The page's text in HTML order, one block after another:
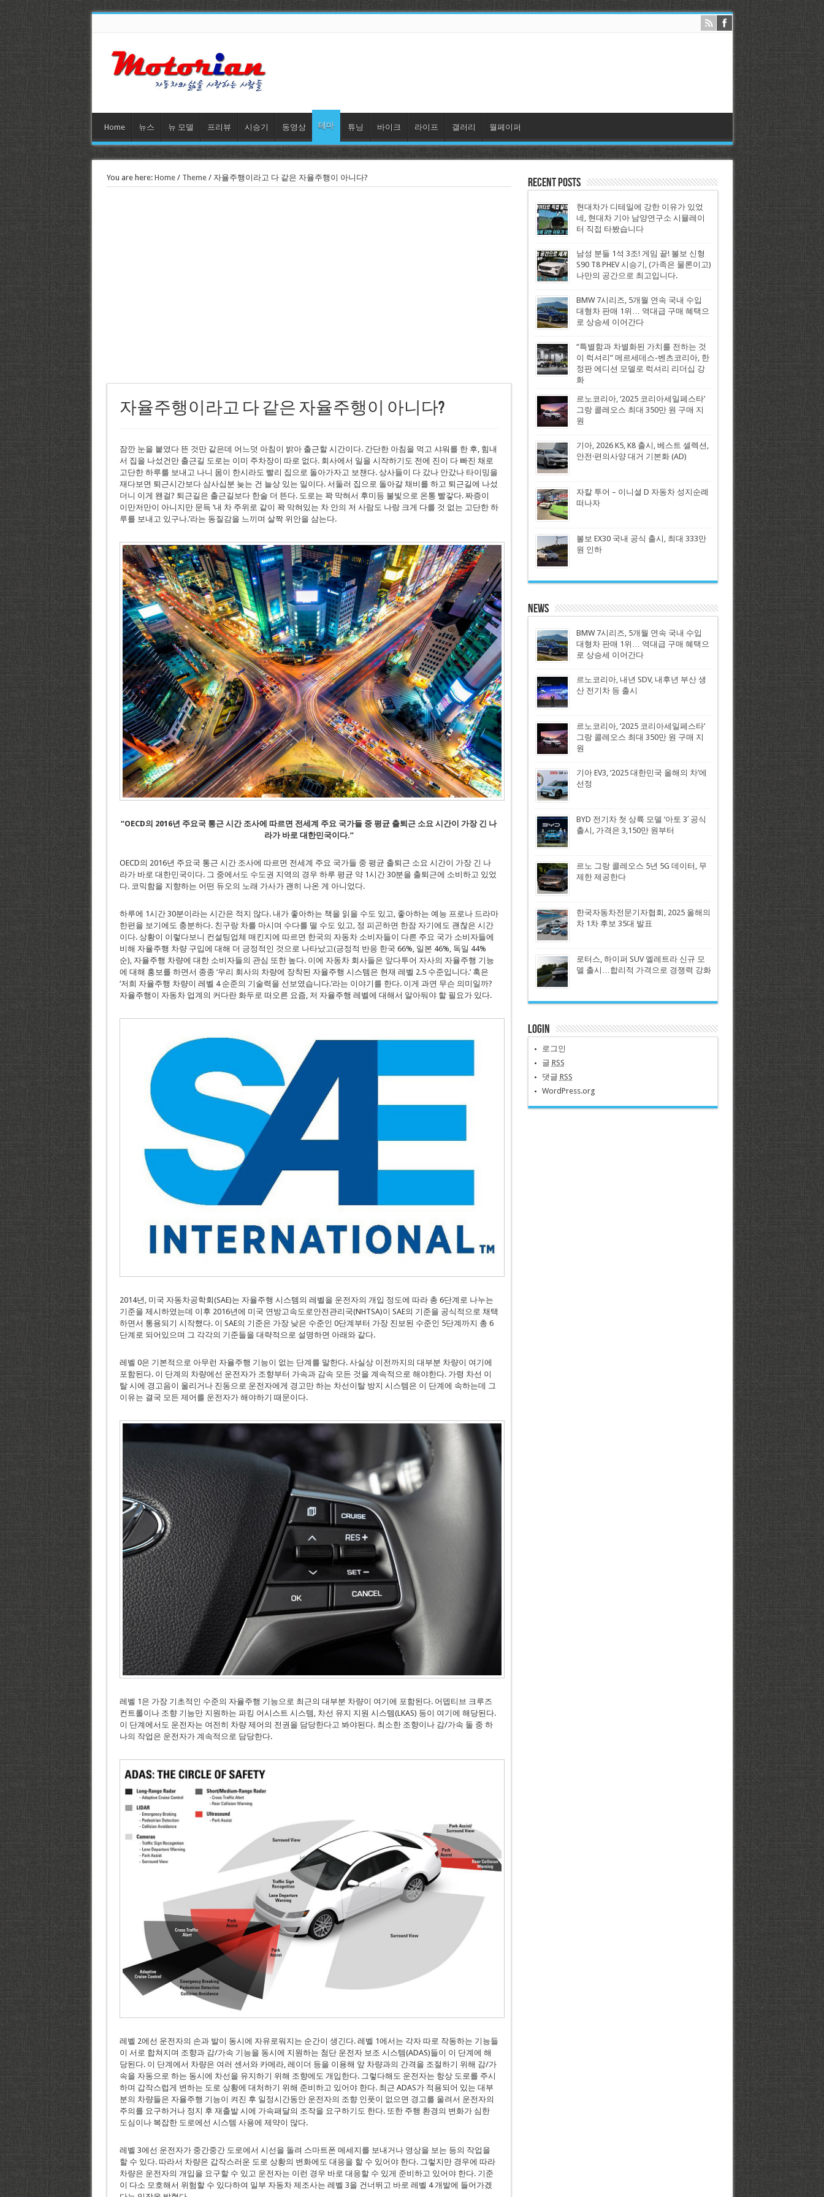
Home 뉴스 뉴 모델 프리뷰 시승기 동영상 테마 튜닝 바이크 라이프 갤러리 월페이퍼
You are here: Home/ Theme/ 자율주행이라고 다 같은 자율주행이 아니다?
자율주행이라고 다 같은 자율주행이 아니다?
잠깐 눈을 붙였다 뜬 것만 같은데 어느덧 아침이 밝아 출근할 시간이다. 간단한 아침을 먹고 샤워를 한 후, 힘내
서 집을 나섰건만 출근길 도로는 이미 주차장이 따로 없다. 회사에서 일을 시작하기도 전에 진이 다 빠진 채로
고단한 하루를 보내고 나니 몸이 한시라도 빨리 집으로 돌아가자고 보챈다. 상사들이 다 갔나 안갔나 타이밍을
재다보면 퇴근시간보다 삼사십분 늦는 건 늘상 있는 일이다. 서둘러 집으로 돌아갈 채비를 하고 퇴근길에 나섰
더니 이게 왠걸? 퇴근길은 출근길보다 한술 더 뜬다. 도로는 꽉 막혀서 후미등 불빛으로 온통 빨갛다. 짜증이
이만저만이 아니지만 문득 ‘내 차 주위로 같이 꽉 막혀있는 차 안의 저 사람도 나랑 크게 다를 것 없는 고단한 하
루를 보내고 있구나.’라는 동질감을 느끼며 살짝 위안을 삼는다.
“OECD의 2016년 주요국 통근 시간 조사에 따르면 전세계 주요 국가들 중 평균 출퇴근 소요 시간이 가장 긴 나
라가 바로 대한민국이다.”
OECD의 2016년 주요국 통근 시간 조사에 따르면 전세계 주요 국가들 중 평균 출퇴근 소요 시간이 가장 긴 나
라가 바로 대한민국이다. 그 중에서도 수도권 지역의 경우 하루 평균 약 1시간 30분을 출퇴근에 소비하고 있었
다. 코믹함을 지향하는 어떤 듀오의 노래 가사가 괜히 나온 게 아니었다.
하루에 1시간 30분이라는 시간은 적지 않다. 내가 좋아하는 책을 읽을 수도 있고, 좋아하는 예능 프로나 드라마
한편을 보기에도 충분하다. 친구랑 차를 마시며 수다를 떨 수도 있고, 정 피곤하면 한잠 자기에도 괜찮은 시간
이다. 상황이 이렇다보니 컨설팅업체 매킨지에 따르면 한국의 자동차 소비자들이 다른 주요 국가 소비자들에
비해 자율주행 차량 구입에 대해 더 긍정적인 것으로 나타났고(긍정적 반응 한국 66%, 일본 46%, 독일 44%
순), 자율주행 차량에 대한 소비자들의 관심 또한 높다. 이에 자동차 회사들은 앞다투어 자사의 자율주행 기능
에 대해 홍보를 하면서 종종 ‘우리 회사의 차량에 장착된 자율주행 시스템은 현재 레벨 2.5 수준입니다.’ 혹은
‘저희 자율주행 차량이 레벨 4 순준의 기술력을 선보였습니다.’라는 이야기를 한다. 이게 과연 무슨 의미일까?
자율주행이 자동차 업계의 커다란 화두로 떠오른 요즘, 저 자율주행 레벨에 대해서 알아둬야 할 필요가 있다.
2014년, 미국 자동차공학회(SAE)는 자율주행 시스템의 레벨을 운전자의 개입 정도에 따라 총 6단계로 나누는
기준을 제시하였는데 이후 2016년에 미국 연방고속도로안전관리국(NHTSA)이 SAE의 기준을 공식적으로 채택
하면서 통용되기 시작했다. 이 SAE의 기준은 가장 낮은 수준인 0단계부터 가장 진보된 수준인 5단계까지 총 6
단계로 되어있으며 그 각각의 기준들을 대략적으로 설명하면 아래와 같다.
레벨 0은 기본적으로 아무런 자율주행 기능이 없는 단계를 말한다. 사실상 이전까지의 대부분 차량이 여기에
포함된다. 이 단계의 차량에선 운전자가 조향부터 가속과 감속 모든 것을 계속적으로 해야한다. 가령 차선 이
탈 시에 경고음이 울리거나 진동으로 운전자에게 경고만 하는 차선이탈 방지 시스템은 이 단계에 속하는데 그
이유는 결국 모든 제어를 운전자가 해야하기 때문이다.
레벨 1은 가장 기초적인 수준의 자율주행 기능으로 최근의 대부분 차량이 여기에 포함된다. 어뎁티브 크루즈
컨트롤이나 조향 기능만 지원하는 파킹 어시스트 시스템, 차선 유지 지원 시스템(LKAS) 등이 여기에 해당된다.
이 단계에서도 운전자는 여전히 차량 제어의 전권을 담당한다고 봐야된다. 최소한 조향이나 감/가속 둘 중 하
나의 작업은 운전자가 계속적으로 담당한다.
레벨 2에선 운전자의 손과 발이 동시에 자유로워지는 순간이 생긴다. 레벨 1에서는 각자 따로 작동하는 기능들
이 서로 합쳐지며 조향과 감/가속 기능을 동시에 지원하는 첨단 운전자 보조 시스템(ADAS)들이 이 단계에 해
당된다. 이 단계에서 차량은 여러 센서와 카메라, 레이더 등을 이용해 앞 차량과의 간격을 조절하기 위해 감/가
속을 자동으로 하는 동시에 차선을 유지하기 위해 조향에도 개입한다. 그렇다해도 운전자는 항상 도로를 주시
하며 갑작스럽게 변하는 도로 상황에 대처하기 위해 준비하고 있어야 한다. 최근 ADAS가 적용되어 있는 대부
분의 차량들은 자율주행 기능이 켜진 후 일정시간동안 운전자의 조향 인풋이 없으면 경고를 울려서 운전자의
주의를 요구하거나 정지 후 재출발 시에 가속패달의 조작을 요구하기도 한다. 또한 주행 환경의 변화가 심한
도심이나 복잡한 도로에선 시스템 사용에 제약이 많다.
레벨 3에선 운전자가 중간중간 도로에서 시선을 돌려 스마트폰 메세지를 보내거나 영상을 보는 등의 작업을
할 수 있다. 따라서 차량은 갑작스러운 도로 상황의 변화에도 대응을 할 수 있어야 한다. 그렇지만 경우에 따라
차량은 운전자의 개입을 요구할 수 있고 운전자는 이런 경우 바로 대응할 수 있게 준비하고 있어야 한다. 기준
이 다소 모호해서 위험할 수 있다하여 일부 자동차 제조사는 레벨 3을 건너뛰고 바로 레벨 4 개발에 들어가겠
Recent Posts
현대차가 디테일에 강한 이유가 있었
네, 현대차 기아 남양연구소 시뮬레이
터 직접 타봤습니다
남성 분들 1석 3조! 게임 끝! 볼보 신형
S90 T8 PHEV 시승기, (가족은 물론이고)
나만의 공간으로 최고입니다.
BMW 7시리즈, 5개월 연속 국내 수입
대형차 판매 1위… 역대급 구매 혜택으
로 상승세 이어간다
“특별함과 차별화된 가치를 전하는 것
이 럭셔리” 메르세데스-벤츠코리아, 한
정판 에디션 모델로 럭셔리 리더십 강
화
르노코리아, ‘2025 코리아세일페스타’
그랑 콜레오스 최대 350만 원 구매 지
원
기아, 2026 K5, K8 출시, 베스트 셀렉션,
안전·편의사양 대거 기본화 (AD)
자칼 투어 – 이니셜 D 자동차 성지순례
떠나자
볼보 EX30 국내 공식 출시, 최대 333만
원 인하
News
BMW 7시리즈, 5개월 연속 국내 수입
대형차 판매 1위… 역대급 구매 혜택으
로 상승세 이어간다
르노코리아, 내년 SDV, 내후년 부산 생
산 전기차 등 출시
르노코리아, ‘2025 코리아세일페스타’
그랑 콜레오스 최대 350만 원 구매 지
원
기아 EV3, ‘2025 대한민국 올해의 차’에
선정
BYD 전기차 첫 상륙 모델 ‘아토 3′ 공식
출시, 가격은 3,150만 원부터
르노 그랑 콜레오스 5년 5G 데이터, 무
제한 제공한다
한국자동차전문기자협회, 2025 올해의
차 1차 후보 35대 발표
로터스, 하이퍼 SUV 엘레트라 신규 모
델 출시…합리적 가격으로 경쟁력 강화
Login
로그인
글 RSS
댓글 RSS
WordPress.org